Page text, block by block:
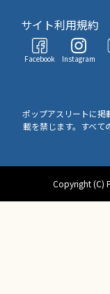
サイト利用規約
Facebook Instagram
ポップアスリートに掲
載を禁じます。すべて
Copyright (C)